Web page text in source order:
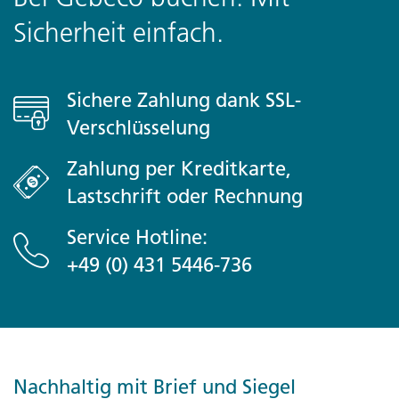
9 Frühstück, 4 Mittagessen, 2 Abendessen
Minimum Age
Um ohne Begleitperson mit G Adventures zu reisen,
musst du mindestens 18 Jahre alt sein. Das Mindestalter
(über 21) beträgt 12 Jahre
Itinerary
Sicherheit einfach.
Sichere Zahlung dank SSL-
Verschlüsselung
Zahlung per Kreditkarte,
Lastschrift oder Rechnung
Service Hotline:
+49 (0) 431 5446-736
Nachhaltig mit Brief und Siegel